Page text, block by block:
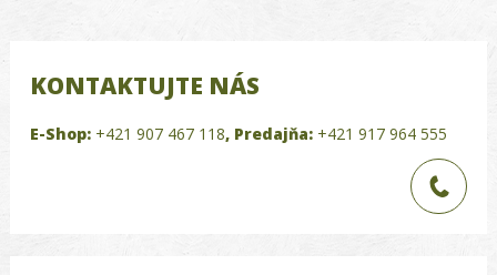
KONTAKTUJTE NÁS
E-Shop: +421 907 467 118, Predajňa: +421 917 964 555